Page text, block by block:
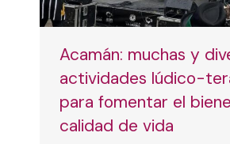
Acamán: muchas y
actividades lúdico-
para fomentar el
calidad de vida